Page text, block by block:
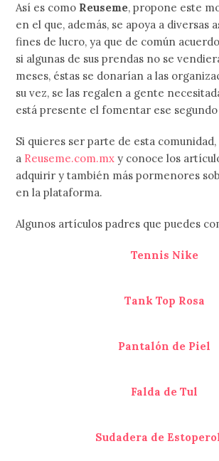
Así es como Reuseme, propone este
en el que, además, se apoya a diversas
fines de lucro, ya que de común
si algunas de sus prendas no se
meses, éstas se donarían a las
su vez, se las regalen a gente
está presente el fomentar ese segundo
Si quieres ser parte de esta
a Reuseme.com.mx y conoce los
adquirir y también más pormenores
en la plataforma.
Algunos artículos padres que puedes
Tennis Nike
Tank Top Rosa
Pantalón de Piel
Falda de Tul
Sudadera de